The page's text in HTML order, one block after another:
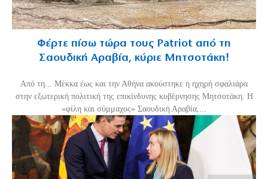
Φέρτε πίσω τώρα τους Patriot από τη
Σαουδική Αραβία, κύριε Μητσοτάκη!
Από τη... Μέκκα έως και την Αθήνα ακούστηκε η ηχηρή σφαλιάρα
στην εξωτερική πολιτική της επικίνδυνης κυβέρνησης Μητσοτάκη. Η
«φίλη και σύμμαχος» Σαουδική Αραβία,...